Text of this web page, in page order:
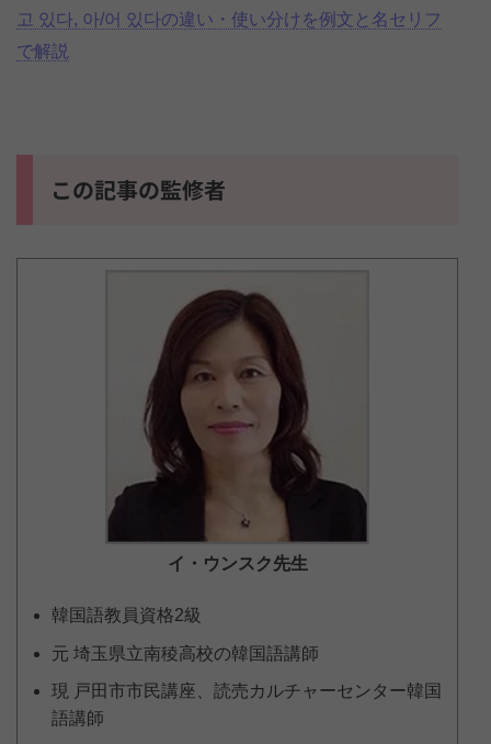
고 있다, 아/어 있다の違い・使い分けを例文と名セリフ
で解説
この記事の監修者
イ・ウンスク先生
韓国語教員資格2級
元 埼玉県立南稜高校の韓国語講師
現 戸田市市民講座、読売カルチャーセンター韓国
語講師